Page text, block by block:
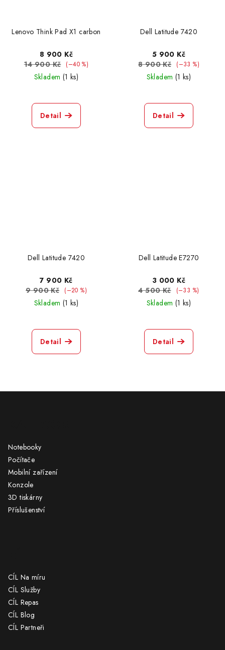
Lenovo Think Pad X1 carbon
8 900 Kč
14 900 Kč (–40 %)
Skladem (1 ks)
Detail
Dell Latitude 7420
5 900 Kč
8 900 Kč
(–33 %)
Skladem (1 ks)
Detail
Dell Latitude 7420
7 900 Kč
9 900 Kč
(–20 %)
Skladem (1 ks)
Detail
Dell Latitude E7270
3 000 Kč
4 500 Kč
(–33 %)
Skladem (1 ks)
Detail
Notebooky
Počítače
Mobilní zařízení
Konzole
3D tiskárny
Příslušenství
CÍL Na míru
CÍL Služby
CÍL Repas
CÍL Blog
CÍL Partneři